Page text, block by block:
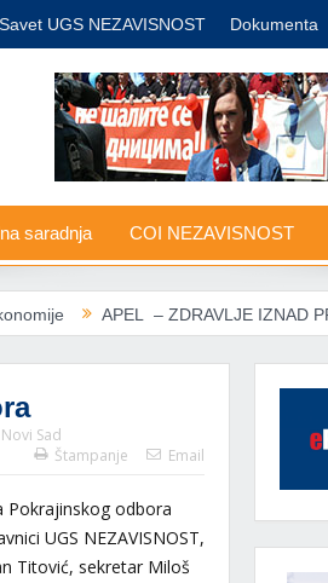
Savet UGS NEZAVISNOST Dokumenta
saradnja COI NEZAVISNOST
APEL – ZDRAVLJE IZNAD PROFITA
Sad
Štampanje Email
Pokrajinskog odbora
UGS NEZAVISNOST,
Titović, sekretar Miloš